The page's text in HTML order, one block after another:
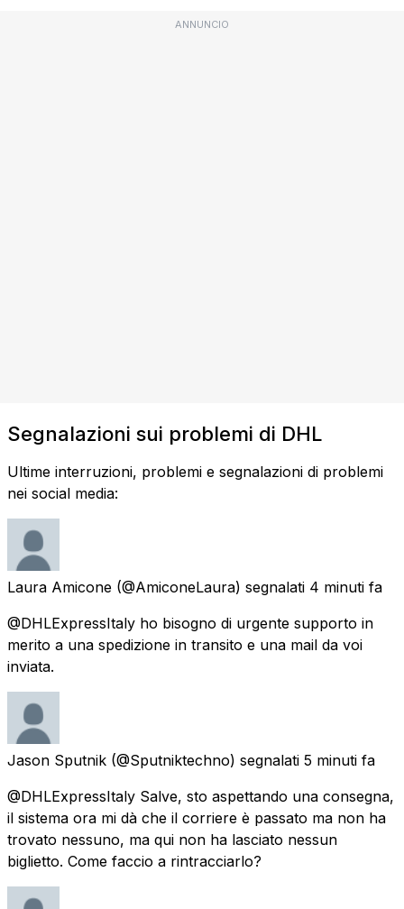
ANNUNCIO
Segnalazioni sui problemi di DHL
Ultime interruzioni, problemi e segnalazioni di problemi
nei social media:
Laura Amicone (@AmiconeLaura) segnalati 4 minuti fa
@DHLExpressItaly ho bisogno di urgente supporto in
merito a una spedizione in transito e una mail da voi
inviata.
Jason Sputnik (@Sputniktechno) segnalati 5 minuti fa
@DHLExpressItaly Salve, sto aspettando una consegna,
il sistema ora mi dà che il corriere è passato ma non ha
trovato nessuno, ma qui non ha lasciato nessun
biglietto. Come faccio a rintracciarlo?